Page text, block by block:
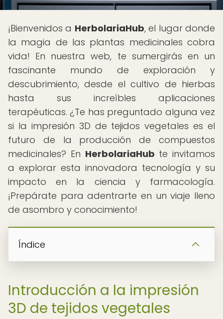
¡Bienvenidos a HerbolariaHub, el lugar donde
la magia de las plantas medicinales cobra
vida! En nuestra web, te sumergirás en un
fascinante mundo de exploración y
descubrimiento, desde el cultivo de hierbas
hasta sus increíbles aplicaciones
terapéuticas. ¿Te has preguntado alguna vez
si la impresión 3D de tejidos vegetales es el
futuro de la producción de compuestos
medicinales? En HerbolariaHub te invitamos
a explorar esta innovadora tecnología y su
impacto en la ciencia y farmacología.
¡Prepárate para adentrarte en un viaje lleno
de asombro y conocimiento!
Índice
Introducción a la impresión
3D de tejidos vegetales